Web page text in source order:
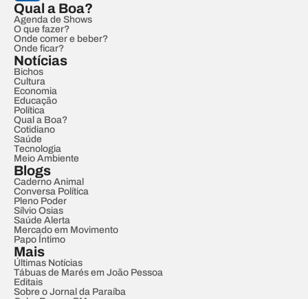
Qual a Boa?
Agenda de Shows
O que fazer?
Onde comer e beber?
Onde ficar?
Notícias
Bichos
Cultura
Economia
Educação
Política
Qual a Boa?
Cotidiano
Saúde
Tecnologia
Meio Ambiente
Blogs
Caderno Animal
Conversa Política
Pleno Poder
Sílvio Osias
Saúde Alerta
Mercado em Movimento
Papo Íntimo
Mais
Últimas Notícias
Tábuas de Marés em João Pessoa
Editais
Sobre o Jornal da Paraíba